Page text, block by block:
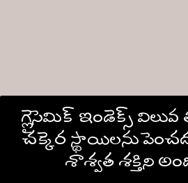
గ్లైసెమిక్ ఇండెక్స్ విలువ
చక్కెర స్థాయిలను
శాశ్వత శక్తిని